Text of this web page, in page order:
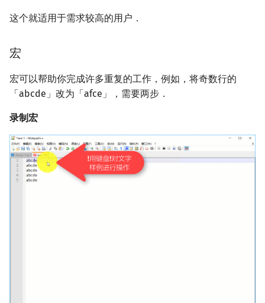
这个就适用于需求较高的用户．
宏
宏可以帮助你完成许多重复的工作，例如，将奇数行的
「abcde」改为「afce」，需要两步．
录制宏